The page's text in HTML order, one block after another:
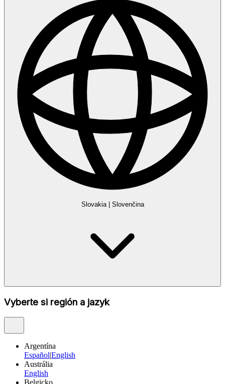
Slovakia| Slovenčina
Vyberte si región a jazyk
Argentína
EspañolEnglish
Austrália
English